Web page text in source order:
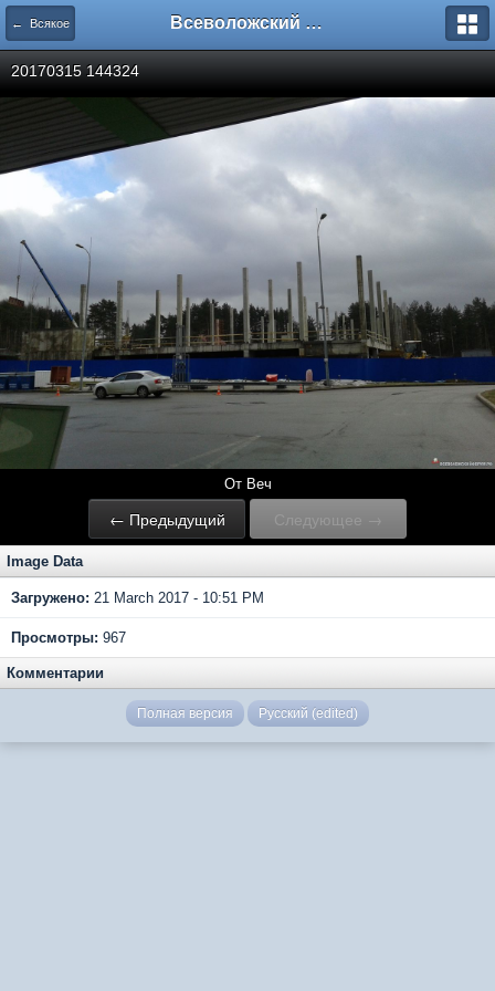
← Всякое Всеволожский форум
20170315 144324
От Веч
← Предыдущий Следующее →
Image Data
Загружено: 21 March 2017 - 10:51 PM
Просмотры: 967
Комментарии
Полная версия Русский (edited)